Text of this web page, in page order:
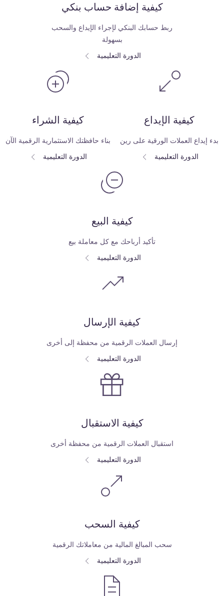
كيفية إضافة حساب بنكي
ربط حسابك البنكي لإجراء الإيداع والسحب
بسهولة
الدورة التعليمية
كيفية الإيداع
بدء إيداع العملات الورقية على رين
الدورة التعليمية
كيفية الشراء
بناء حافظتك الاستثمارية الرقمية الآن
الدورة التعليمية
كيفية البيع
تأكيد أرباحك مع كل معاملة بيع
الدورة التعليمية
كيفية الإرسال
إرسال العملات الرقمية من محفظة إلى أخرى
الدورة التعليمية
كيفية الاستقبال
استقبال العملات الرقمية من محفظة أخرى
الدورة التعليمية
كيفية السحب
سحب المبالغ المالية من معاملاتك الرقمية
الدورة التعليمية